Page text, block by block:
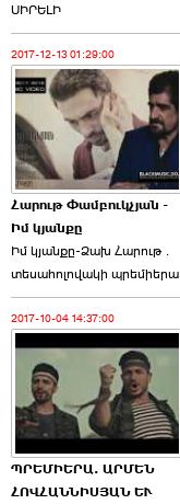
ՍԻՐԵԼԻ
2017-12-13 01:29:00
Հարութ Փամբուկչյան -
Իմ կյանքը
Իմ կյանքը-Ձախ Հարnւթ․
տեuաhnլnվակի պրեմիերա
2017-10-04 14:37:00
ՊՐԵՄԻԵՐԱ. ԱՐՄԵՆ
ՀՈՎՀԱՆՆԻՍՅԱՆ ԵՒ